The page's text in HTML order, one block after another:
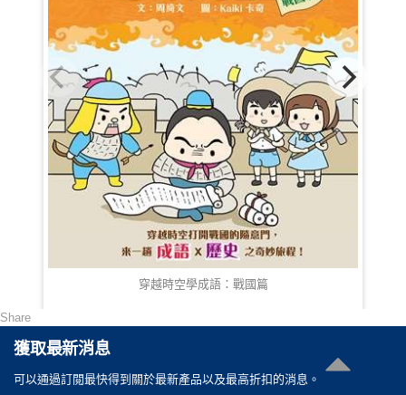
穿越時空學成語：戰國篇
Share
獲取最新消息
可以通過訂閲最快得到關於最新產品以及最高折扣的消息。